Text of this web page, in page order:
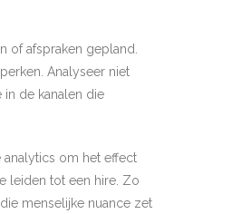
of afspraken gepland.
Analyseer niet
in de kanalen die
analytics om het effect
leiden tot een hire. Zo
menselijke nuance zet